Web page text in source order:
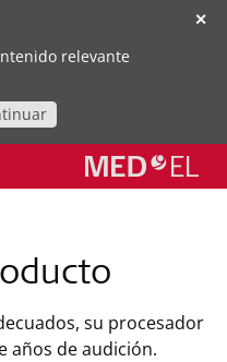
✕
relevante
su procesador
años de audición.